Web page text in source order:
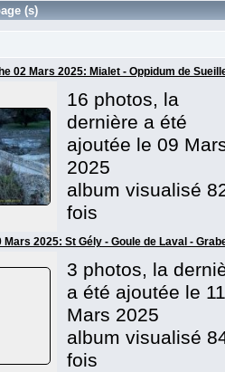
(s)
02 Mars 2025: Mialet - Oppidum de
16 photos, la
dernière a été
ajoutée le 09
2025
album visualisé
fois
Mars 2025: St Gély - Goule de Laval -
3 photos, la
a été ajoutée le 11
Mars 2025
album visualisé
fois